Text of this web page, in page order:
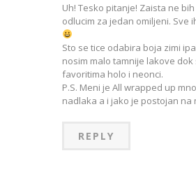
Uh! Tesko pitanje! Zaista ne
odlucim za jedan omiljeni. Sve
Sto se tice odabira boja zimi
nosim malo tamnije lakove dok
favoritima holo i neonci.
P.S. Meni je All wrapped up
nadlaka a i jako je postojan na
REPLY